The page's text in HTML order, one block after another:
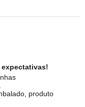
produto